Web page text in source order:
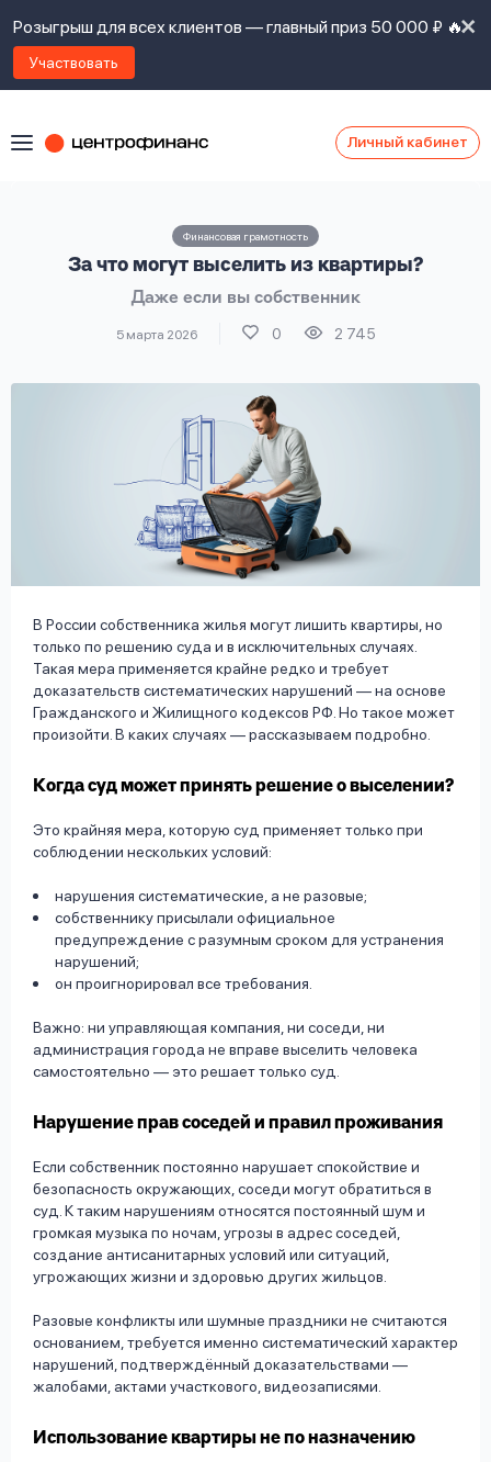
Розыгрыш для всех клиентов — главный приз 50 000 ₽ 🔥
Участвовать
Личный кабинет
Финансовая грамотность
За что могут выселить из квартиры?
Даже если вы собственник
5 марта 2026 0 2 745
В России собственника жилья могут лишить квартиры, но
только по решению суда и в исключительных случаях.
Такая мера применяется крайне редко и требует
доказательств систематических нарушений — на основе
Гражданского и Жилищного кодексов РФ. Но такое может
произойти. В каких случаях — рассказываем подробно.
Когда суд может принять решение о выселении?
Это крайняя мера, которую суд применяет только при
соблюдении нескольких условий:
нарушения систематические, а не разовые;
собственнику присылали официальное
предупреждение с разумным сроком для устранения
нарушений;
он проигнорировал все требования.
Важно: ни управляющая компания, ни соседи, ни
администрация города не вправе выселить человека
самостоятельно — это решает только суд.
Нарушение прав соседей и правил проживания
Если собственник постоянно нарушает спокойствие и
безопасность окружающих, соседи могут обратиться в
суд. К таким нарушениям относятся постоянный шум и
громкая музыка по ночам, угрозы в адрес соседей,
создание антисанитарных условий или ситуаций,
угрожающих жизни и здоровью других жильцов.
Разовые конфликты или шумные праздники не считаются
основанием, требуется именно систематический характер
нарушений, подтверждённый доказательствами —
жалобами, актами участкового, видеозаписями.
Использование квартиры не по назначению
Оформить заявку
Войти под другим номером
Наши
Ответы
на
с
правилами
предоставления
займов,
личных